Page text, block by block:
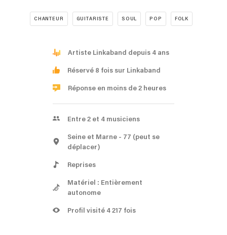
CHANTEUR GUITARISTE SOUL POP FOLK
Artiste Linkaband depuis 4 ans
Réservé 8 fois sur Linkaband
Réponse en moins de 2 heures
Entre 2 et 4 musiciens
Seine et Marne - 77 (peut se
déplacer)
Reprises
Matériel : Entièrement
autonome
Profil visité 4 217 fois